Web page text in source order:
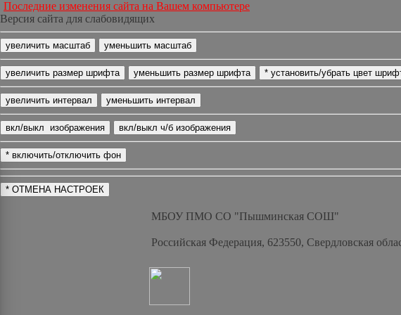
Последние изменения сайта на Вашем компьютере
Версия сайта для слабовидящих
МБОУ ПМО СО "Пышминская СОШ"
Российская Федерация, 623550, Свердловская